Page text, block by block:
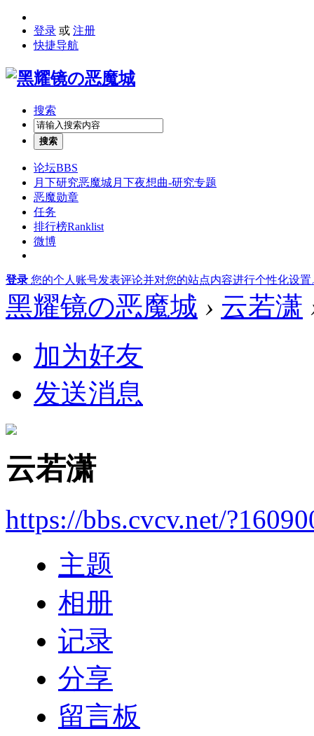
登录 或 注册
快捷导航
搜索
搜索
论坛BBS
月下研究恶魔城月下夜想曲-研究专题
恶魔勋章
任务
排行榜Ranklist
微博
登录 您的个人账号发表评论并对您的站点内容进行个性化设置
黑耀镜の恶魔城 › 云若潇
加为好友
发送消息
云若潇
https://bbs.cvcv.net/
主题
相册
记录
分享
留言板